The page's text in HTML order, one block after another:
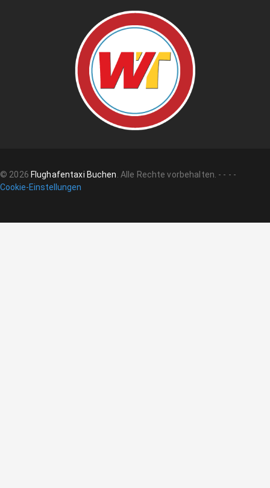
© 2026 Flughafentaxi Buchen. Alle Rechte vorbehalten. - - - -
Cookie-Einstellungen